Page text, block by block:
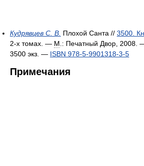
Кудрявцев С. В. Плохой Санта // 3500.
2-х томах. — М .: Печатный Двор, 2008.
3500 экз. — ISBN 978-5-9901318-3-5
Примечания